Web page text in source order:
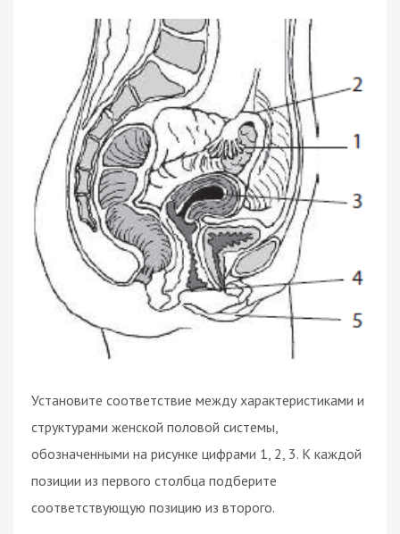
Установите соответствие между характеристиками и
структурами женской половой системы,
обозначенными на рисунке цифрами 1, 2, 3. К каждой
позиции из первого столбца подберите
соответствующую позицию из второго.